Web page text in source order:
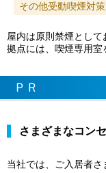
その他受動喫煙対策
屋内は原則禁煙とし
拠点には、喫煙専用室
ＰＲ
さまざまなコン
当社では、ご入居者